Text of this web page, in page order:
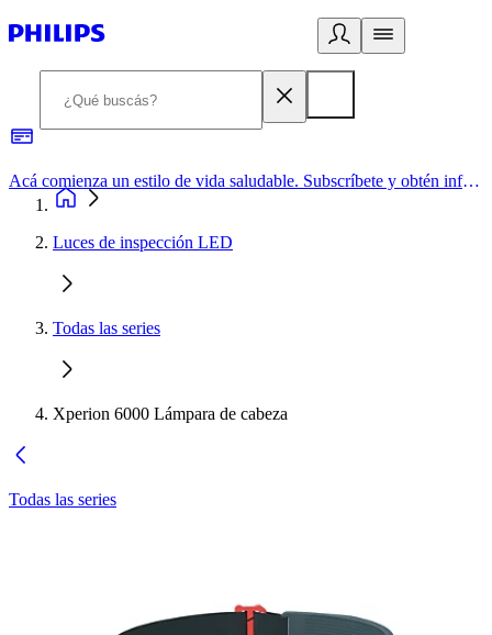
Acá comienza un estilo de vida saludable. Subscríbete y obtén información de primera mano
Luces de inspección LED
Todas las series
Xperion 6000 Lámpara de cabeza
Todas las series